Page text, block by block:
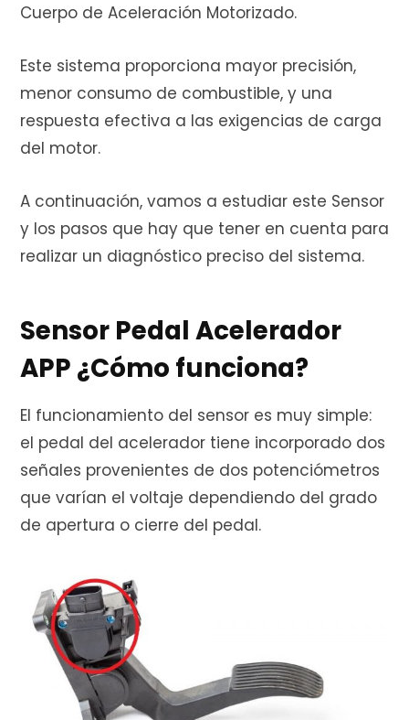
m
p
s
Cuerpo de Aceleración Motorizado.
Este sistema proporciona mayor precisión,
menor consumo de combustible, y una
respuesta efectiva a las exigencias de carga
del motor.
A continuación, vamos a estudiar este Sensor
y los pasos que hay que tener en cuenta para
realizar un diagnóstico preciso del sistema.
Sensor Pedal Acelerador
APP ¿Cómo funciona?
El funcionamiento del sensor es muy simple:
el pedal del acelerador tiene incorporado dos
señales provenientes de dos potenciómetros
que varían el voltaje dependiendo del grado
de apertura o cierre del pedal.